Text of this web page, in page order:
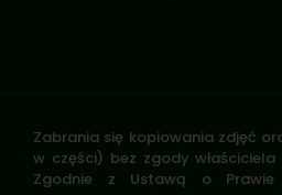
Zabrania się kopiowania zdjęć
w części) bez zgody
Zgodnie z Ustawą o